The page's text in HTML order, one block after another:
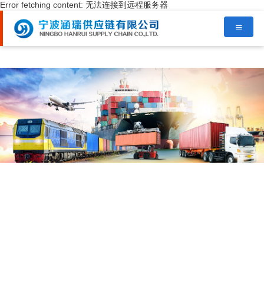
Error fetching content: 无法连接到远程服务器